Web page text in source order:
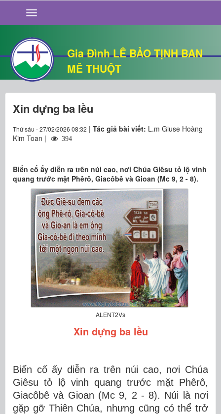
Gia Đình LÊ BẢO TỊNH BAN
MÊ THUỘT
GIỚI THIỆU
TIN TỨC
SỐNG ĐẠO
CHUYỆN NHÀ
QUÁN VĂN
THƯ GIÃN
Xin dựng ba lều
Thứ sáu - 27/02/2026 08:32 | Tác giả bài viết: L.m Giuse Hoàng
Kim Toan |
394
Biến cố ấy diễn ra trên núi cao, nơi Chúa Giêsu tỏ lộ vinh
quang trước mặt Phêrô, Giacôbê và Gioan (Mc 9, 2 - 8).
ALENT2Vs
Xin dựng ba lều
Biến cố ấy diễn ra trên núi cao, nơi Chúa
Giêsu tỏ lộ vinh quang trước mặt Phêrô,
Giacôbê và Gioan (Mc9, 2 - 8). Núi là nơi
gặp gỡ Thiên Chúa, nhưng cũng có thể trở